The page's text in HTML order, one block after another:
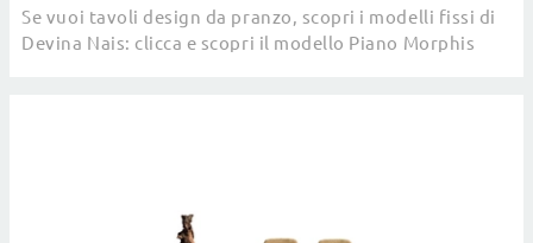
Se vuoi tavoli design da pranzo, scopri i modelli fissi di
Devina Nais: clicca e scopri il modello Piano Morphis